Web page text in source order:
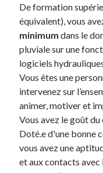
De formation
équivalent), vous
minimum dans le
pluviale sur une
logiciels
Vous êtes une
intervenez sur
animer, motiver et
Vous avez le goût
Doté.e d'une bonne
vous avez une
et aux contacts